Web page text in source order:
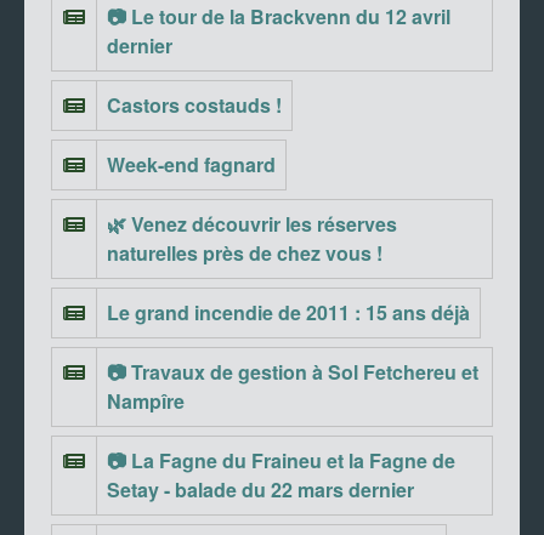
📷 Le tour de la Brackvenn du 12 avril
dernier
Castors costauds !
Week-end fagnard
🌿 Venez découvrir les réserves
naturelles près de chez vous !
Le grand incendie de 2011 : 15 ans déjà
📷 Travaux de gestion à Sol Fetchereu et
Nampîre
📷 La Fagne du Fraineu et la Fagne de
Setay - balade du 22 mars dernier